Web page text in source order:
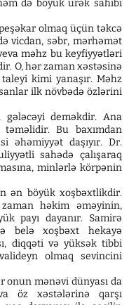
də böyük ürək sahibi
olmaq üçün təkcə
vicdan, səbr, mərhəmət
məhz bu keyfiyyətləri
O, hər zaman xəstəsinə
kimi yanaşır. Məhz
ilk növbədə özlərini
gələcəyi deməkdir. Ana
Bu baxımdan
əhəmiyyət daşıyır. Dr.
sahədə çalışaraq
minlərlə körpənin
ən böyük xoşbəxtlikdir.
həkim əməyinin,
payı dayanır. Samirə
belə xoşbəxt hekayə
diqqəti və yüksək tibbi
olmaq sevincini
onun mənəvi dünyası da
öz xəstələrinə qarşı